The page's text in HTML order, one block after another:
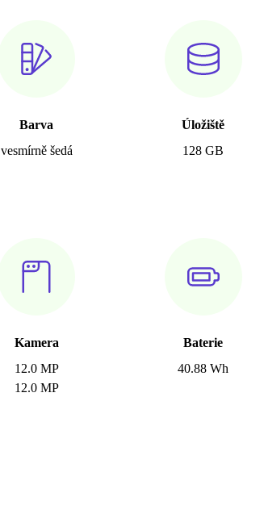
Barva
vesmírně šedá
Úložiště
128 GB
Kamera
12.0 MP
12.0 MP
Baterie
40.88 Wh